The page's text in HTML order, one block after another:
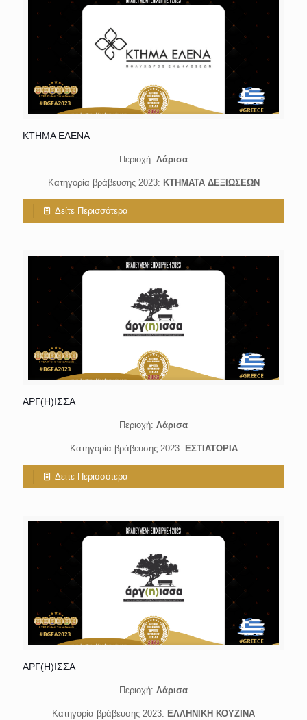
ΚΤΗΜΑ ΕΛΕΝΑ
Περιοχή: Λάρισα
Κατηγορία βράβευσης 2023: ΚΤΗΜΑΤΑ ΔΕΞΙΩΣΕΩΝ
Δείτε Περισσότερα
ΑΡΓ(Η)ΙΣΣΑ
Περιοχή: Λάρισα
Κατηγορία βράβευσης 2023: ΕΣΤΙΑΤΟΡΙΑ
Δείτε Περισσότερα
ΑΡΓ(Η)ΙΣΣΑ
Περιοχή: Λάρισα
Κατηγορία βράβευσης 2023: ΕΛΛΗΝΙΚΗ ΚΟΥΖΙΝΑ